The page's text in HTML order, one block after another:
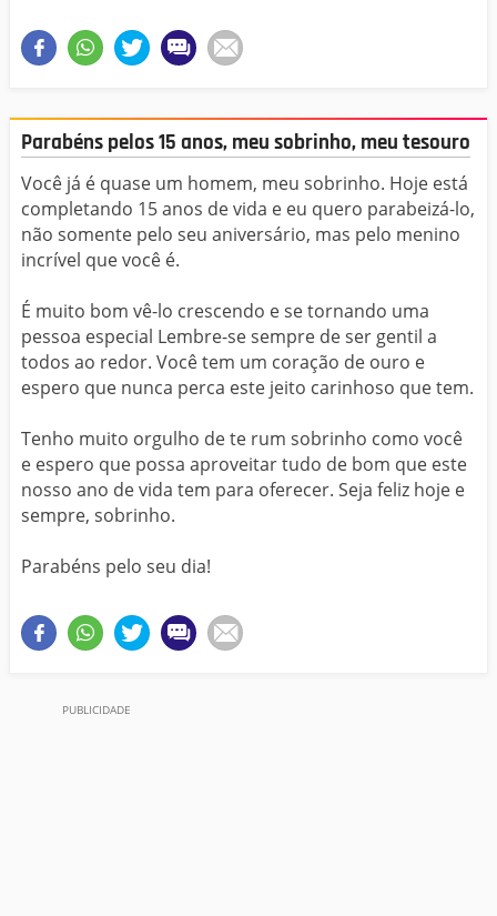
Parabéns pelos 15 anos, meu sobrinho, meu tesouro
Você já é quase um homem, meu sobrinho. Hoje está
completando 15 anos de vida e eu quero parabeizá-lo,
não somente pelo seu aniversário, mas pelo menino
incrível que você é.
É muito bom vê-lo crescendo e se tornando uma
pessoa especial Lembre-se sempre de ser gentil a
todos ao redor. Você tem um coração de ouro e
espero que nunca perca este jeito carinhoso que tem.
Tenho muito orgulho de te rum sobrinho como você
e espero que possa aproveitar tudo de bom que este
nosso ano de vida tem para oferecer. Seja feliz hoje e
sempre, sobrinho.
Parabéns pelo seu dia!